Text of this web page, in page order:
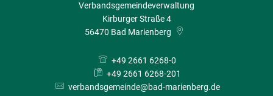
Verbandsgemeindeverwaltung
Kirburger Straße 4
56470 Bad Marienberg
+49 2661 6268-0
+49 2661 6268-201
verbandsgemeinde@bad-marienberg.de